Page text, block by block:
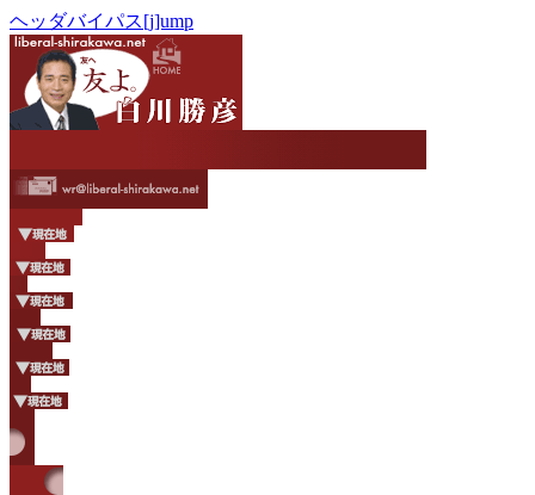
ヘッダバイパス[j]ump